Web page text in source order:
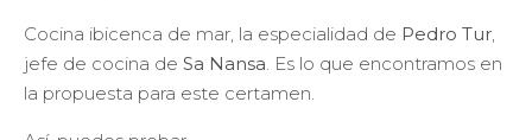
Cocina ibicenca de mar, la especialidad de Pedro Tur,
jefe de cocina de Sa Nansa. Es lo que encontramos en
la propuesta para este certamen.